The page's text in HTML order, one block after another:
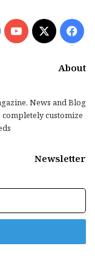
Facebook
X
About
News and Blog
customize
Newsletter
برېښنالیک